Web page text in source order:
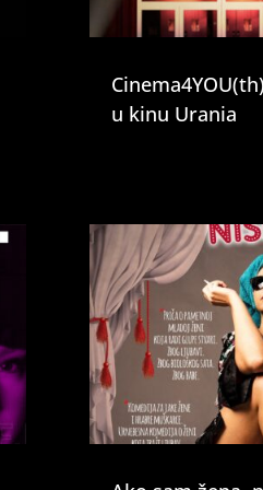
u kinu Urania